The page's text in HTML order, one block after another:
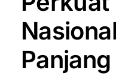
Panjang